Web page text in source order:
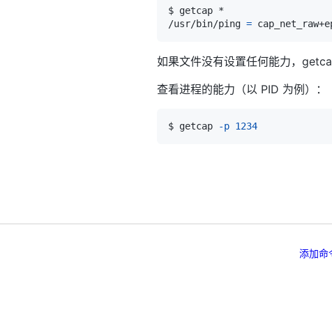
/usr/bin/ping =
如果文件没有设置任何能力，
查看进程的能力（以 PID 为例）：
$ getcap -p 1234
添加命